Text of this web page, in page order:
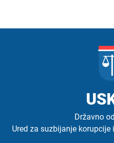
Državno
Ured za suzbijanje